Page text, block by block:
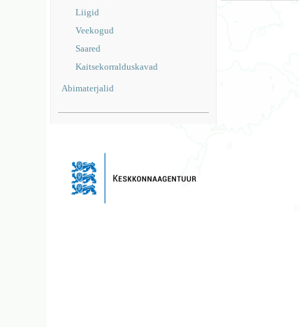
Liigid
Veekogud
Saared
Kaitsekorralduskavad
Abimaterjalid